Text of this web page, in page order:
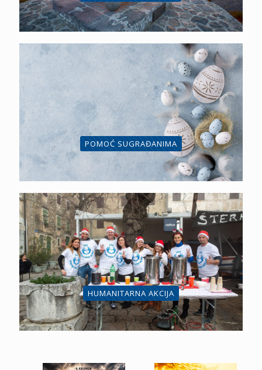
POMOĆ SUGRAĐANIMA
HUMANITARNA AKCIJA